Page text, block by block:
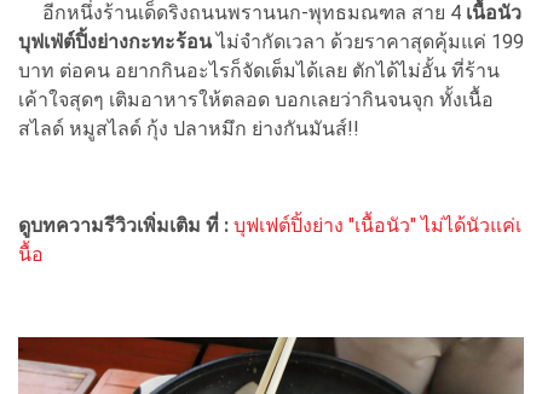
อีกหนึ่งร้านเด็ดริงถนนพรานนก-พุทธมณฑล สาย 4 เนื้อนัว
บุฟเฟ่ต์ปิ้งย่างกะทะร้อนไม่จำกัดเวลา ด้วยราคาสุดคุ้มแค่ 199
บาท ต่อคน อยากกินอะไรก็จัดเต็มได้เลย ตักได้ไม่อั้น ที่ร้าน
เค้าใจสุดๆ เติมอาหารให้ตลอด บอกเลยว่ากินจนจุก ทั้งเนื้อ
สไลด์ หมูสไลด์ กุ้ง ปลาหมึก ย่างกันมันส์!!
ดูบทความรีวิวเพิ่มเติม ที่ : บุฟเฟต์ปิ้งย่าง "เนื้อนัว" ไม่ได้นัวแค่เ
นื้อ